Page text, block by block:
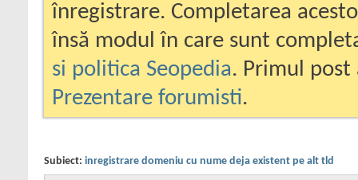
înregistrare. Completarea
însă modul în care sunt
si politica Seopedia. Primul
Prezentare forumisti.
Subiect: inregistrare domeniu cu nume deja existent pe alt tld